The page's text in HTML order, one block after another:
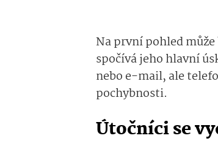
Na první pohled
spočívá jeho hlavní
nebo e-mail, ale
pochybnosti.
Útočníci se